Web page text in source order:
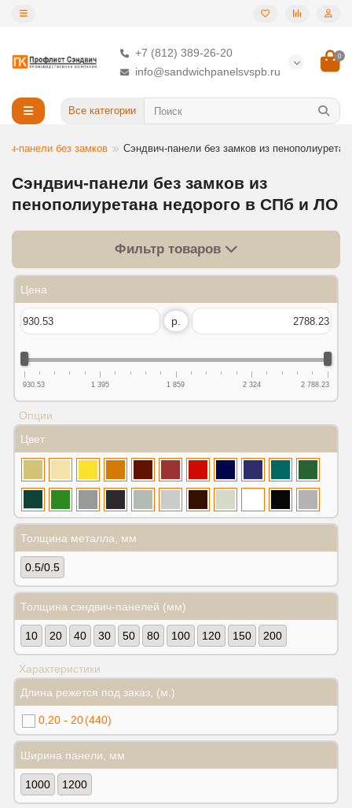
+7 (812) 389-26-20
info@sandwichpanelsvspb.ru
0
Все категории
панели без замков Сэндвич-панели без замков из
Сэндвич-панели без замков из
пенополиуретана недорого в СПб и ЛО
Фильтр товаров
Цена
р.
930.53 1 395 1 859 2 324 2 788.23
Опции
Цвет
Толщина металла, мм
0.5/0.5
Толщина сэндвич-панелей (мм)
10 20 40 30 50 80 100 120 150 200
Характеристики
Длина режется под заказ, (м.)
0,20 - 20(440)
Ширина панели, мм
1000 1200